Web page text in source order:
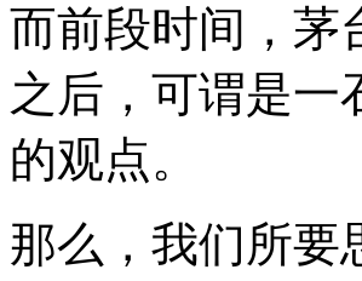
而前段时间，茅
之后，可谓是一
的观点。
那么，我们所要